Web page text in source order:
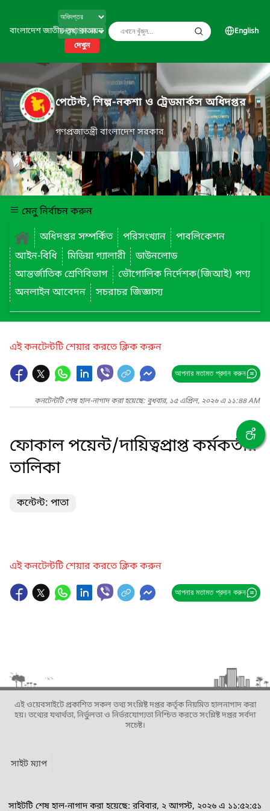
বাংলাদেশ জাতীয় তথ্য বাতায়ন
দেখুন
English
পেটেন্ট, শিল্প-নকশা ও ট্রেডমার্কস অধিদপ্তর
গণপ্রজাতন্ত্রী বাংলাদেশ সরকার
মেনু নির্বাচন করুন
অধিদপ্তর সম্পর্কিত
পরিসংখ্যান
পাবলিকেশন
আইন-বিধি
মিডিয়া গ্যালারী
ডাউনলোড
আন্তর্জাতিক শ্রেণিবিভাগ
ভৌগোলিক নির্দেশক(জিআই) পণ্য
অনলাইন আবেদন
সচরাচর জিজ্ঞাস্য
এই কনটেন্টটি শেয়ার করতে ক্লিক করুন
আপনার মতামত প্রদান করুন
কনটেন্টটি শেষ হাল-নাগাদ করা হয়েছে: বুধবার, ১৫ এপ্রিল, ২০২৬ এ ১১:৪৪ AM
ফোকাল পয়েন্ট/দায়িত্বপ্রাপ্ত কর্মকর্তার
তালিকা
কন্টেন্ট: পাতা
এই কনটেন্টটি শেয়ার করতে ক্লিক করুন
আপনার মতামত প্রদান করুন
এই ওয়েবসাইটে প্রকাশিত সকল তথ্য সংশ্লিষ্ট দপ্তর কর্তৃক নিয়মিত হালনাগাদ করা
হয়। তথ্যের যথার্থতা, নির্ভুলতা ও নির্ভরযোগ্যতা নিশ্চিত করতে সংশ্লিষ্ট দপ্তর সর্বদা
সচেষ্ট।
সাইট ম্যাপ
সাইটটি শেষ হাল-নাগাদ করা হয়েছে: রবিবার, ২ আগস্ট, ২০২৬ এ ১১:৫২:৫১